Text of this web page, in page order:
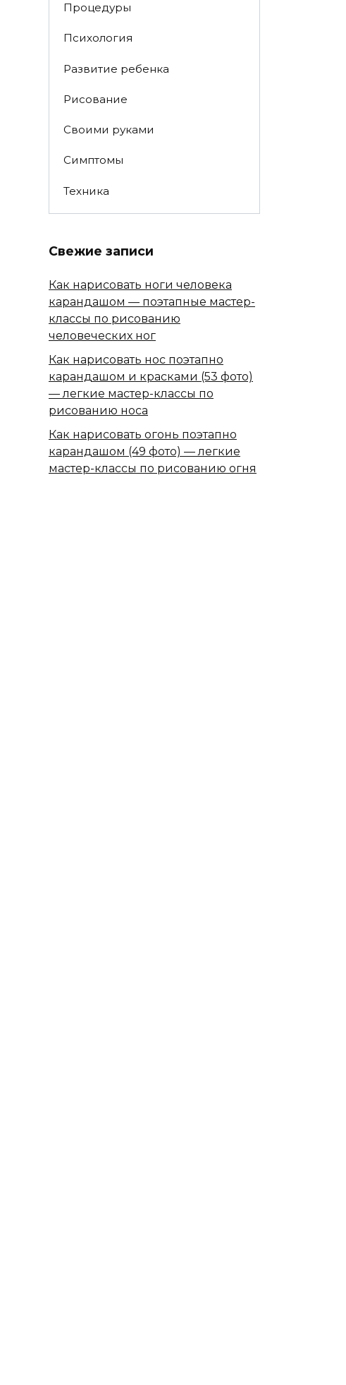
Процедуры
Психология
Развитие ребенка
Рисование
Своими руками
Симптомы
Техника
Свежие записи
Как нарисовать ноги человека
карандашом — поэтапные мастер-
классы по рисованию
человеческих ног
Как нарисовать нос поэтапно
карандашом и красками (53 фото)
— легкие мастер-классы по
рисованию носа
Как нарисовать огонь поэтапно
карандашом (49 фото) — легкие
мастер-классы по рисованию огня